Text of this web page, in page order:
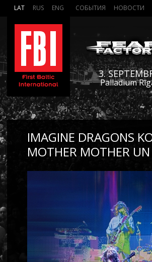
LAT RUS ENG СОБЫТИЯ НОВОСТИ
3.
Palladium
IMAGINE DRAGONS
MOTHER MOTHER